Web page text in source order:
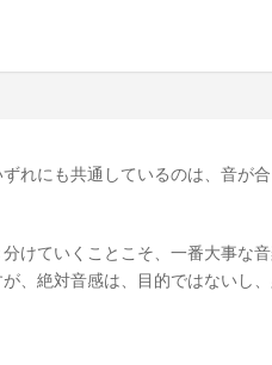
れにも共通しているのは、音が
けていくことこそ、一番大事な音
、絶対音感は、目的ではないし、